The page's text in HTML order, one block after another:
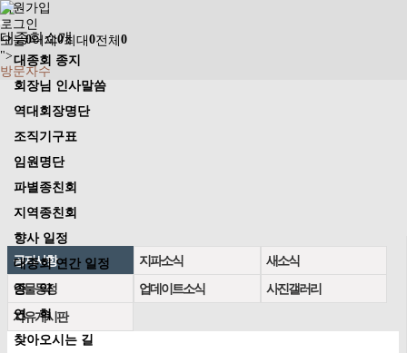
회원가입
로그인
오늘0어제0최대 0전체 0
">
방문자수
대종회소개
대종회 종지
회장님 인사말씀
역대회장명단
조직기구표
임원명단
파별종친회
지역종친회
향사 일정
대종회 연간 일정
종 약
연 혁
찾아오시는 길
공지사항 지파소식
새소식
인물동정
업데이트소식
사진갤러리
자유게시판